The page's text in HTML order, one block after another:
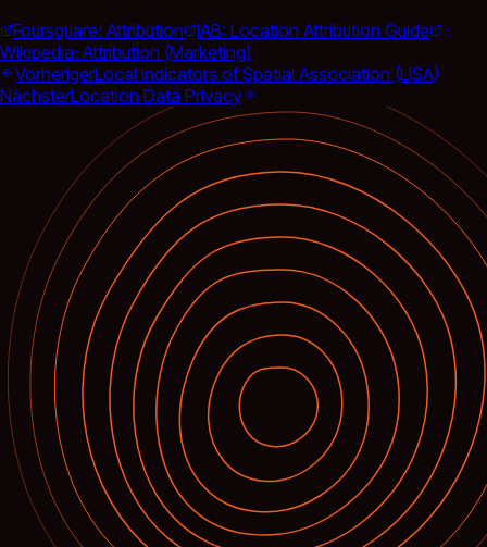
Foursquare: Attribution
IAB: Location Attribution Guide
Wikipedia: Attribution (Marketing)
VorherigerLocal Indicators of Spatial Association (LISA)
NächsterLocation Data Privacy